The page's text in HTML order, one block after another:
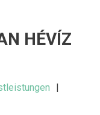
HÉVÍZ